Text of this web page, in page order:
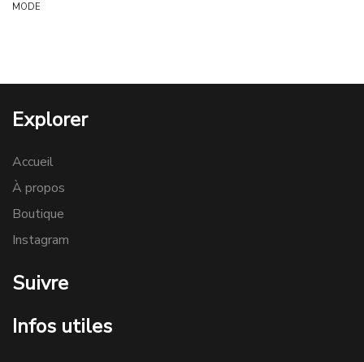
MODE
Explorer
Accueil
À propos
Boutique
Instagram
Suivre
Infos utiles